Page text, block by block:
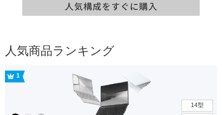
人気商品ランキング
1
14型